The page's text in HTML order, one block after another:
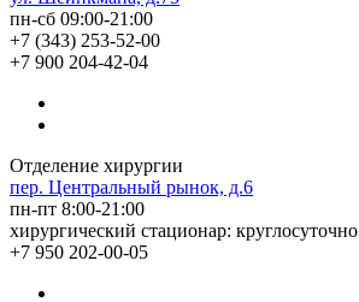
пн-сб 09:00-21:00
+7 (343) 253-52-00
+7 900 204-42-04
Отделение хирургии
пер. Центральный рынок, д.6
пн-пт 8:00-21:00
хирургический стационар: круглосуточно
+7 950 202-00-05